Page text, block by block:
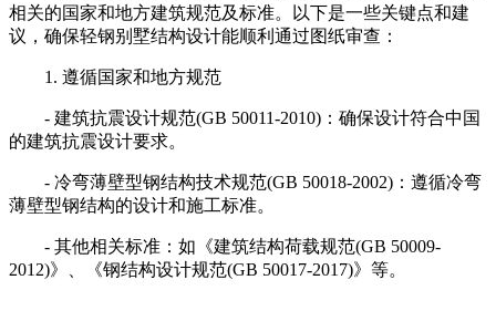
相关的国家和地方建筑规范及标准。以下是一些关键点和建
议，确保轻钢别墅结构设计能顺利通过图纸审查：
1. 遵循国家和地方规范
- 建筑抗震设计规范(GB 50011-2010)：确保设计符合中国
的建筑抗震设计要求。
- 冷弯薄壁型钢结构技术规范(GB 50018-2002)：遵循冷弯
薄壁型钢结构的设计和施工标准。
- 其他相关标准：如《建筑结构荷载规范(GB 50009-
2012)》、《钢结构设计规范(GB 50017-2017)》等。